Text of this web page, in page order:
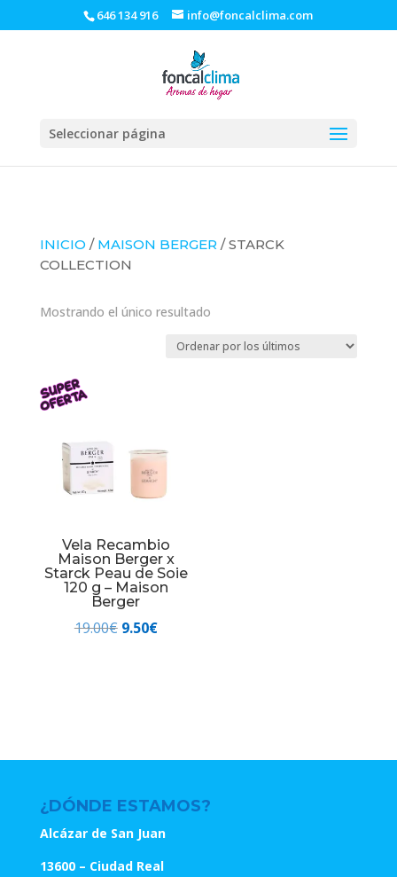
646 134 916 info@foncalclima.com
Seleccionar página
INICIO / MAISON BERGER/ STARCK
COLLECTION
Mostrando el único resultado
Vela Recambio
Maison Berger x
Starck Peau de Soie
120 g – Maison
Berger
19.00€ El
9.50€El
¿DÓNDE ESTAMOS?
Alcázar de San Juan
13600 – Ciudad Real